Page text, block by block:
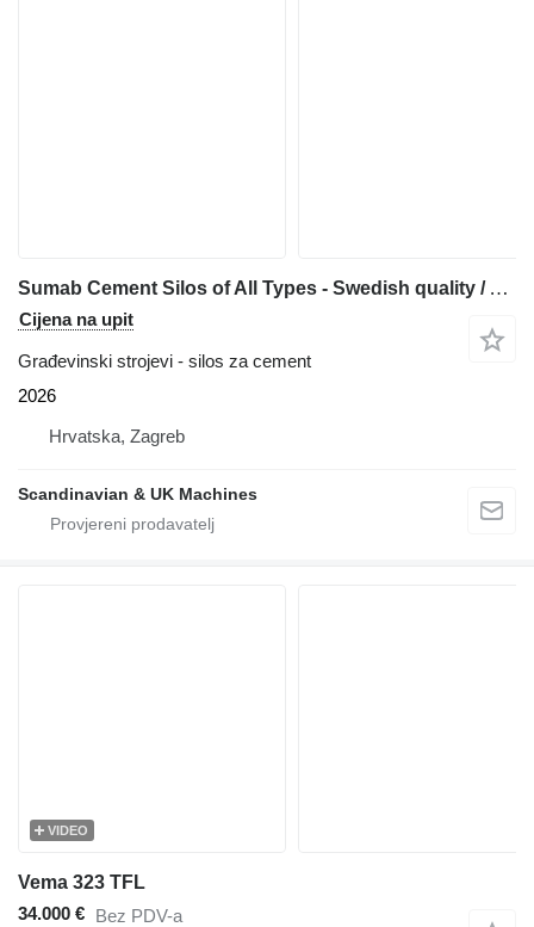
Sumab Cement Silos of All Types - Swedish quality / Affordable price
Cijena na upit
Građevinski strojevi - silos za cement
2026
Hrvatska, Zagreb
Scandinavian & UK Machines
VIDEO
Vema 323 TFL
34.000 € Bez PDV-a